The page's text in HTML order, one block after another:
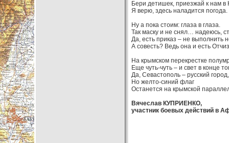
Бери детишек, приезжай к нам в
Я верю, здесь наладится погода.
Ну а пока стоим: глаза в глаза.
Так маску и не снял… надеюсь,
Да, есть приказ – не выполнить
А совесть? Ведь она и есть
На крымском перекрестке
Еще чуть-чуть – и свет в конце
Да, Севастополь – русский
Но желто-синий флаг
Останется на крымской
Вячеслав КУПРИЕНКО,
участник боевых действий в